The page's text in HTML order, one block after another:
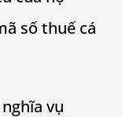
số thuế cá
vụ